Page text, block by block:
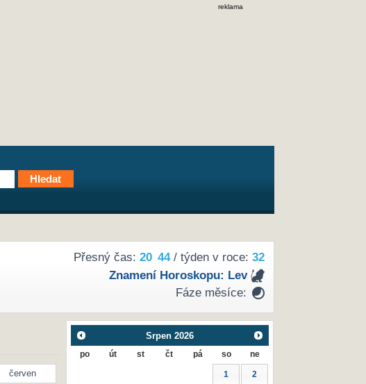
reklama
Přesný čas: 20 44/ týden v roce: 32
Znamení Horoskopu: Lev
Fáze měsíce:
červen
Srpen 2026
po út st čt pá so ne
1 2